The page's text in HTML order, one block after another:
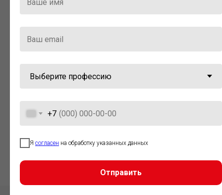
Компания «Гарант» стала
победителем премии «Время
+7
Я согласен на обработку указанных данных
Отправить